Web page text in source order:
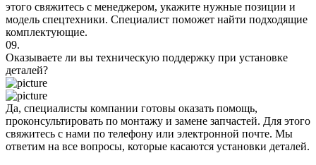
этого свяжитесь с менеджером, укажите нужные позиции и
модель спецтехники. Специалист поможет найти подходящие
комплектующие.
09.
Оказываете ли вы техническую поддержку при установке
деталей?
Да, специалисты компании готовы оказать помощь,
проконсультировать по монтажу и замене запчастей. Для этого
свяжитесь с нами по телефону или электронной почте. Мы
ответим на все вопросы, которые касаются установки деталей.